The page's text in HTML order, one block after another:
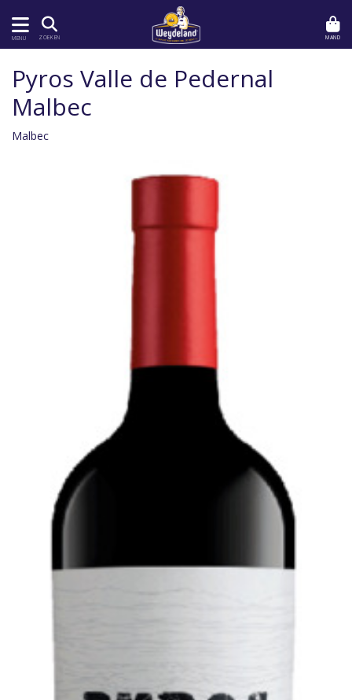
MENU ZOEKEN MAND
Pyros Valle de Pedernal
Malbec
Malbec